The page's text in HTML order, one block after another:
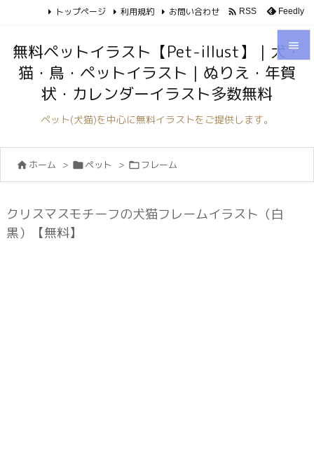



トップページ 利用規約 お問い合わせ  RSS Feedly
無料ペットイラスト【Pet-illust】｜犬・
猫・鳥・ペットイラスト｜ぬりえ・年賀
状・カレンダーイラスト多数無料
ペット(犬猫)を中心に無料イラストをご提供します。
 ホーム > ペット > フレーム
クリスマスモチーフの犬猫フレームイラスト（白
黒）【無料】